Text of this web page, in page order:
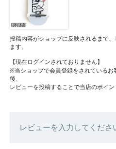
投稿内容がショップに反映されるまで
ます。
【現在ログインされておりません】
※当ショップで会員登録をされているお
後、
レビューを投稿することで当店のポイン
レビューを入力してくださ